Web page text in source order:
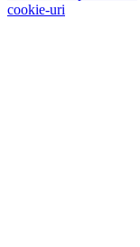
cookie-uri